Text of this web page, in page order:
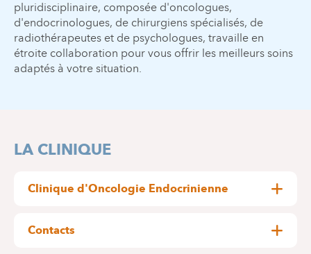
pluridisciplinaire, composée d'oncologues,
d'endocrinologues, de chirurgiens spécialisés, de
radiothérapeutes et de psychologues, travaille en
étroite collaboration pour vous offrir les meilleurs soins
adaptés à votre situation.
LA CLINIQUE
Clinique d'Oncologie Endocrinienne
Contacts